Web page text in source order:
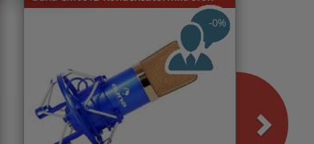
-0%